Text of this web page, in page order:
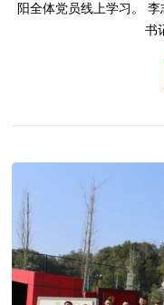
阳全体党员线上学习。
书